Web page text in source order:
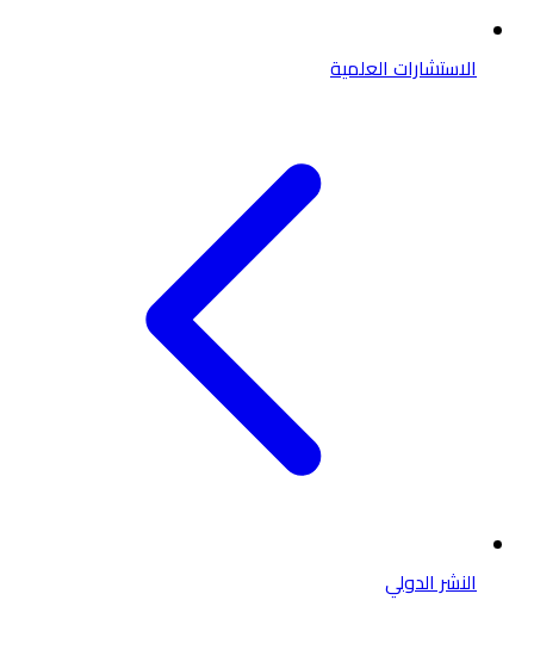
الاستشارات العلمية
النشر الدولي